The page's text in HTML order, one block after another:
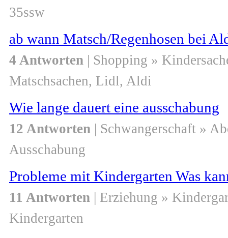
35ssw
ab wann Matsch/Regenhosen bei
4 Antworten | Shopping »
Matschsachen, Lidl, Aldi
Wie lange dauert eine ausschabung
12 Antworten | Schwangerschaft »
Ausschabung
Probleme mit Kindergarten Was
11 Antworten | Erziehung »
Kindergarten